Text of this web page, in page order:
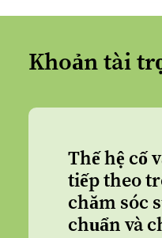
Khoản tài
Thế hệ cố
tiếp theo
chăm sóc
chuẩn và